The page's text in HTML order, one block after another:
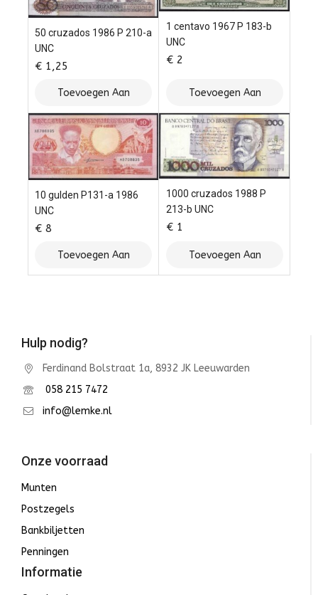
50 cruzados 1986 P 210-a
UNC
€ 1,25
Toevoegen Aan
Winkelwagen
1 centavo 1967 P 183-b
UNC
€ 2
Toevoegen Aan
Winkelwagen
10 gulden P131-a 1986
UNC
€ 8
Toevoegen Aan
Winkelwagen
1000 cruzados 1988 P
213-b UNC
€ 1
Toevoegen Aan
Winkelwagen
Hulp nodig?
Ferdinand Bolstraat 1a, 8932 JK Leeuwarden
058 215 7472
info@lemke.nl
Onze voorraad
Munten
Postzegels
Bankbiljetten
Penningen
Informatie